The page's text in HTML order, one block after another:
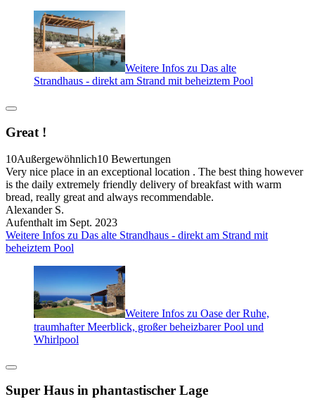
Weitere Infos zu Das alte
Strandhaus - direkt am Strand mit beheiztem Pool
Great !
10Außergewöhnlich10 Bewertungen
Very nice place in an exceptional location . The best thing however
is the daily extremely friendly delivery of breakfast with warm
bread, really great and always recommendable.
Alexander S.
Aufenthalt im Sept. 2023
Weitere Infos zu Das alte Strandhaus - direkt am Strand mit
beheiztem Pool
Weitere Infos zu Oase der Ruhe,
traumhafter Meerblick, großer beheizbarer Pool und
Whirlpool
Super Haus in phantastischer Lage